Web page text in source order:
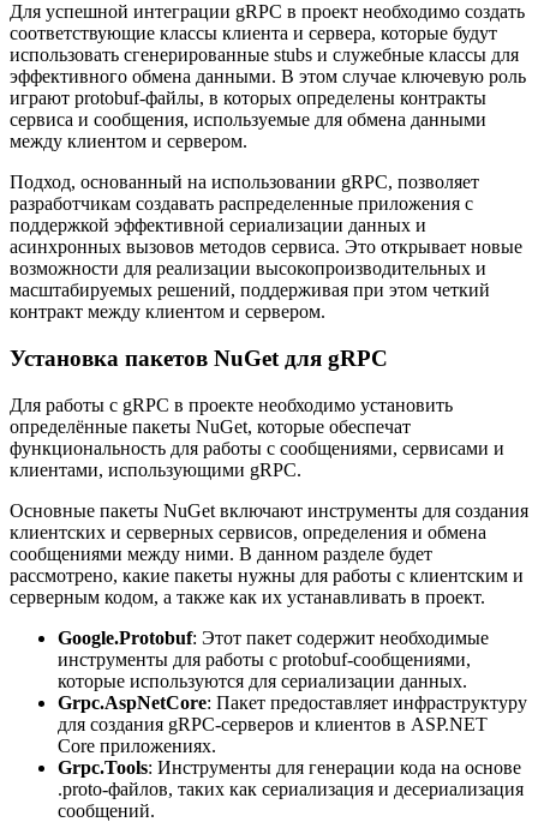
Для успешной интеграции gRPC в проект необходимо создать
соответствующие классы клиента и сервера, которые будут
использовать сгенерированные stubs и служебные классы для
эффективного обмена данными. В этом случае ключевую роль
играют protobuf-файлы, в которых определены контракты
сервиса и сообщения, используемые для обмена данными
между клиентом и сервером.
Подход, основанный на использовании gRPC, позволяет
разработчикам создавать распределенные приложения с
поддержкой эффективной сериализации данных и
асинхронных вызовов методов сервиса. Это открывает новые
возможности для реализации высокопроизводительных и
масштабируемых решений, поддерживая при этом четкий
контракт между клиентом и сервером.
Установка пакетов NuGet для gRPC
Для работы с gRPC в проекте необходимо установить
определённые пакеты NuGet, которые обеспечат
функциональность для работы с сообщениями, сервисами и
клиентами, использующими gRPC.
Основные пакеты NuGet включают инструменты для создания
клиентских и серверных сервисов, определения и обмена
сообщениями между ними. В данном разделе будет
рассмотрено, какие пакеты нужны для работы с клиентским и
серверным кодом, а также как их устанавливать в проект.
Google.Protobuf: Этот пакет содержит необходимые
инструменты для работы с protobuf-сообщениями,
которые используются для сериализации данных.
Grpc.AspNetCore: Пакет предоставляет инфраструктуру
для создания gRPC-серверов и клиентов в ASP.NET
Core приложениях.
Grpc.Tools: Инструменты для генерации кода на основе
.proto-файлов, таких как сериализация и десериализация
сообщений.